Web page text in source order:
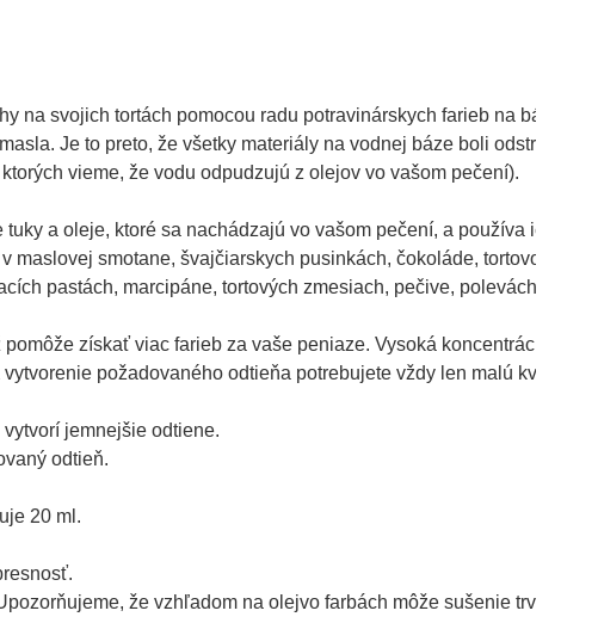
na svojich tortách pomocou radu potravinárskych farieb na báze
Je to preto, že všetky materiály na vodnej báze boli
vieme, že vodu odpudzujú z olejov vo vašom pečení).
a oleje, ktoré sa nachádzajú vo vašom pečení, a používa ich
maslovej smotane, švajčiarskych pusinkách, čokoláde, tortovom
pastách, marcipáne, tortových zmesiach, pečive, polevách,
získať viac farieb za vaše peniaze. Vysoká koncentrácia
požadovaného odtieňa potrebujete vždy len malú kvapku
jemnejšie odtiene.
odtieň.
20 ml.
že vzhľadom na olejvo farbách môže sušenie trvať